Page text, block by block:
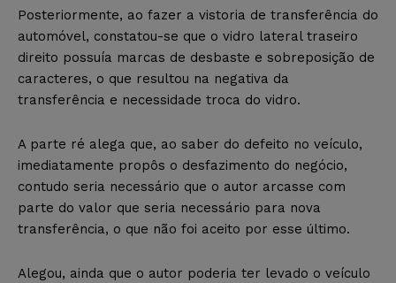
Posteriormente, ao fazer a vistoria de transferência do
automóvel, constatou-se que o vidro lateral traseiro
direito possuía marcas de desbaste e sobreposição de
caracteres, o que resultou na negativa da
transferência e necessidade troca do vidro.
A parte ré alega que, ao saber do defeito no veículo,
imediatamente propôs o desfazimento do negócio,
contudo seria necessário que o autor arcasse com
parte do valor que seria necessário para nova
transferência, o que não foi aceito por esse último.
Alegou, ainda que o autor poderia ter levado o veículo